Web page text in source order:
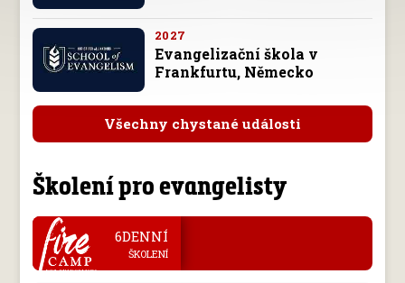
2027
Evangelizační škola v
Frankfurtu, Německo
Všechny chystané události
Školení pro evangelisty
. 6DENNÍ
ŠKOLENÍ